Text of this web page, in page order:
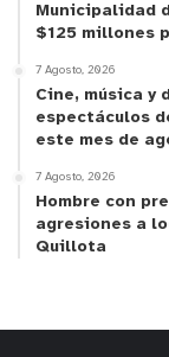
Municipalidad
$125 millones
7 Agosto, 2026
Cine, música y
espectáculos
este mes de
7 Agosto, 2026
Hombre con
agresiones a
Quillota